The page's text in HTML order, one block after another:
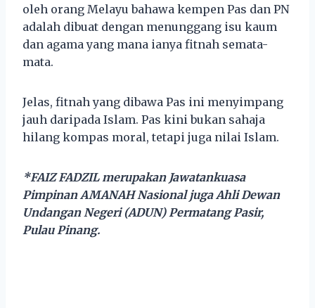
oleh orang Melayu bahawa kempen Pas dan PN
adalah dibuat dengan menunggang isu kaum
dan agama yang mana ianya fitnah semata-
mata.
Jelas, fitnah yang dibawa Pas ini menyimpang
jauh daripada Islam. Pas kini bukan sahaja
hilang kompas moral, tetapi juga nilai Islam.
*FAIZ FADZIL merupakan Jawatankuasa
Pimpinan AMANAH Nasional juga Ahli Dewan
Undangan Negeri (ADUN) Permatang Pasir,
Pulau Pinang.